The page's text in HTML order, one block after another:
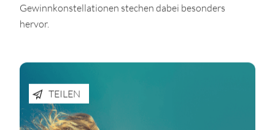
Gewinnkonstellationen stechen dabei besonders
hervor.
TEILEN